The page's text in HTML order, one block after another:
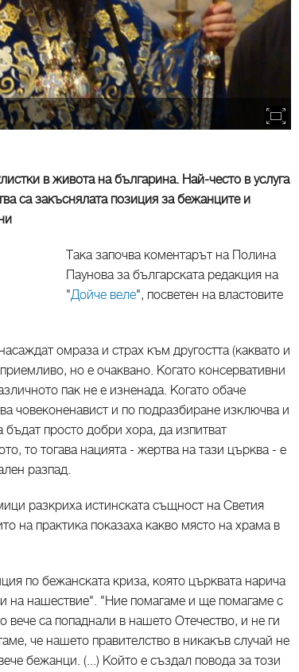
в живота на българина. Най-често в услуга
са закъснялата позиция за бежанците и
Така започва коментарът на Полина
Паунова за българската редакция на
"Дойче веле", посветен на властовите
омраза и страх към другостта (каквато и
но е очаквано. Когато консервативни
пак не е изненада. Когато обаче
човеконенавист и по подразбиране изключва и
просто добри хора, да изпитват
то тогава нацията - жертва на тази църква - е
разпад.
разкриха истинската същност на Светия
на практика показаха какво място на храма в
по бежанската криза, която църквата нарича
на нашествие". "Ние помагаме и ще помагаме с
са попаднали в нашето Отечество, и не ги
че нашето правителство в никакъв случай не
бежанци. (...) Който е създал повода за този